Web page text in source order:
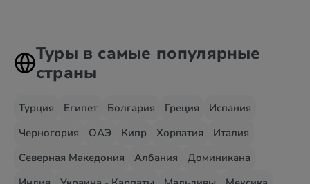
Туры в самые популярные
страны
Турция Египет Болгария Греция
Испания
Черногория
ОАЭ Кипр Хорватия
Италия
Северная Македония
Албания
Доминикана